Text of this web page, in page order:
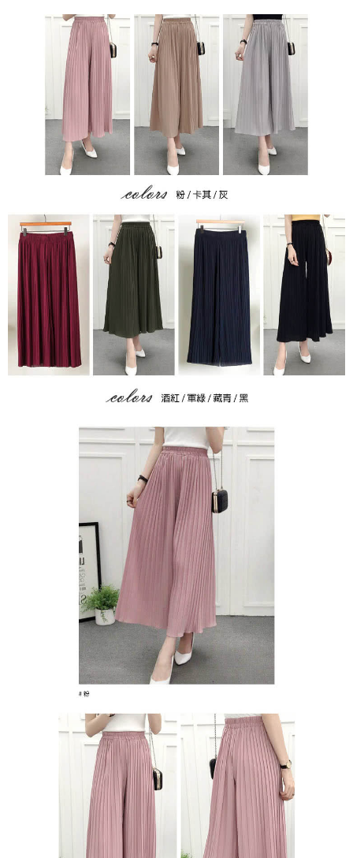
https://aftee.tw/terms/#terms3
３．未成年的使用者請事先徵得法定代理人或監護人之同意方可使用
「AFTEE先享後付」，若未經同意申辦者引起之損失，本公司不負相關責
４．使用「AFTEE先享後付」時，將依據個別帳號之用戶狀況，依本公司即
時審查核予不同之上限額度；若仍有額度不足之情形，本公司將視審查結果
請求用戶進行身份認證。
５．嚴禁一人註冊多個帳號或使用他人資訊註冊。若發現惡意使用之情形，
恩沛科技股份有限公司將有權停止該用戶之使用額度並採取法律行動。